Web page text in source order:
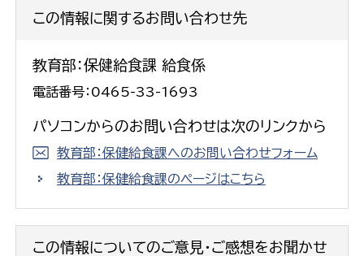
この情報に関するお問い合わせ先
教育部：保健給食課 給食係
電話番号：0465-33-1693
パソコンからのお問い合わせは次のリンクから
教育部：保健給食課へのお問い合わせフォーム
教育部：保健給食課のページはこちら
この情報についてのご意見・ご感想をお聞かせ